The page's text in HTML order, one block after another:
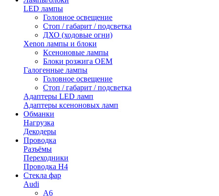
LED лампы
Головное освещение
Стоп / габарит / подсветка
ДХО (ходовые огни)
Xenon лампы и блоки
Ксеноновые лампы
Блоки розжига OEM
Галогенные лампы
Головное освещение
Стоп / габарит / подсветка
Адаптеры LED ламп
Адаптеры ксеноновых ламп
Обманки
Нагрузка
Декодеры
Проводка
Разъёмы
Переходники
Проводка H4
Стекла фар
Audi
A6